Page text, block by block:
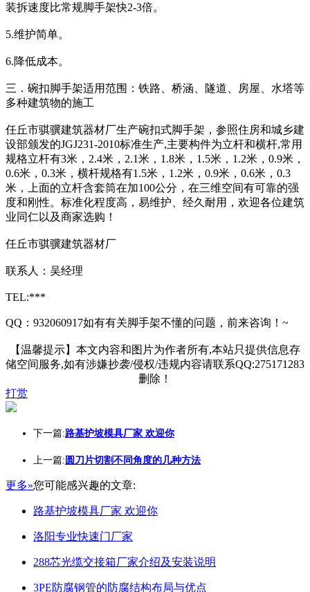
装拆速度比常规脚手架快2-3倍。
5.维护简单。
6.降低成本。
三．碗扣脚手架适用范围：铁路、桥涵、隧道、房屋、水塔等
多种建筑物的施工
任丘市骐骥建筑器材厂生产碗扣式脚手架，参照住房和城乡建
设部颁发的JGJ231-2010标准生产,主要构件为立杆和横杆,常用
规格立杆有3米，2.4米，2.1米，1.8米，1.5米，1.2米，0.9米，
0.6米，0.3米，横杆规格有1.5米，1.2米，0.9米，0.6米，0.3
米，上面的立杆含套筒在加100公分，在三维空间有可靠的强
度和刚性。标准化程度高，易维护、经久耐用，欢迎各位建筑
业同仁以及商家选购！
任丘市骐骥建筑器材厂
联系人：吴经理
TEL:***
QQ：932060917如有有关脚手架不懂的问题，前来咨询！~
【温馨提示】本文内容和图片为作者所有,本站只提供信息存
储空间服务,如有涉嫌抄袭/侵权/违规内容请联系QQ:275171283
删除！
打赏
下一篇:路基护坡模具厂家 欢迎你
上一篇: 圆刀片切割不同角度的几种方法
更多»您可能感兴趣的文章:
路基护坡模具厂家 欢迎你
洛阳专业快速门厂家
288芯光缆交接箱厂家介绍及安装说明
3PE防腐钢管的防腐结构布局与优点